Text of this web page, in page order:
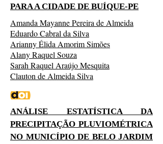
PARA A CIDADE DE BUÍQUE-PE
Amanda Mayanne Pereira de Almeida
Eduardo Cabral da Silva
Arianny Élida Amorim Simões
Alany Raquel Souza
Sarah Raquel Araújo Mesquita
Clauton de Almeida Silva
ANÁLISE ESTATÍSTICA DA
PRECIPITAÇÃO PLUVIOMÉTRICA
NO MUNICÍPIO DE BELO JARDIM